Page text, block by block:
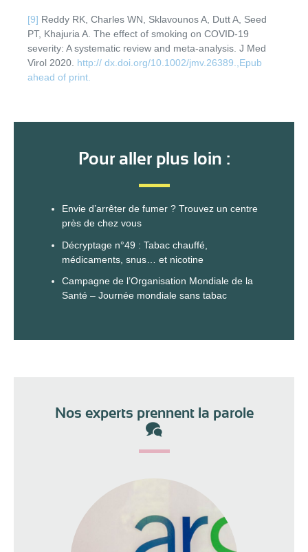
[9] Reddy RK, Charles WN, Sklavounos A, Dutt A, Seed
PT, Khajuria A. The effect of smoking on COVID-19
severity: A systematic review and meta-analysis. J Med
Virol 2020. http:// dx.doi.org/10.1002/jmv.26389.,Epub
ahead of print.
Pour aller plus loin :
Envie d’arrêter de fumer ? Trouvez un centre
près de chez vous
Décryptage n°49 : Tabac chauffé,
médicaments, snus… et nicotine
Campagne de l’Organisation Mondiale de la
Santé – Journée mondiale sans tabac
Nos experts prennent la parole